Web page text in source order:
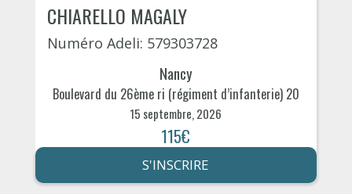
CHIARELLO MAGALY
Numéro Adeli: 579303728
Nancy
Boulevard du 26ème ri (régiment d’infanterie) 20
15 septembre, 2026
115€
S'INSCRIRE